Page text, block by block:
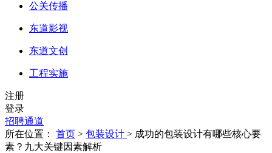
公关传播
东道影视
东道文创
工程实施
注册
登录
招聘通道
所在位置： 首页 > 包装设计 > 成功的包装设计有哪些核心要
素？九大关键因素解析